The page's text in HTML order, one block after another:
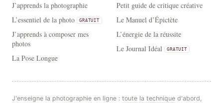
J’apprends la photographie
L’essentiel de la photo
GRATUIT
J’apprends à composer mes
photos
La Pose Longue
Petit guide de critique créative
Le Manuel d’Épictète
L’énergie de la réussite
Le Journal Idéal
GRATUIT
J'enseigne la photographie en ligne : toute la technique d'abord,